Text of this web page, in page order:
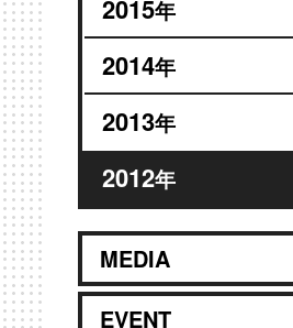
2015年
2014年
2013年
2012年
MEDIA
EVENT